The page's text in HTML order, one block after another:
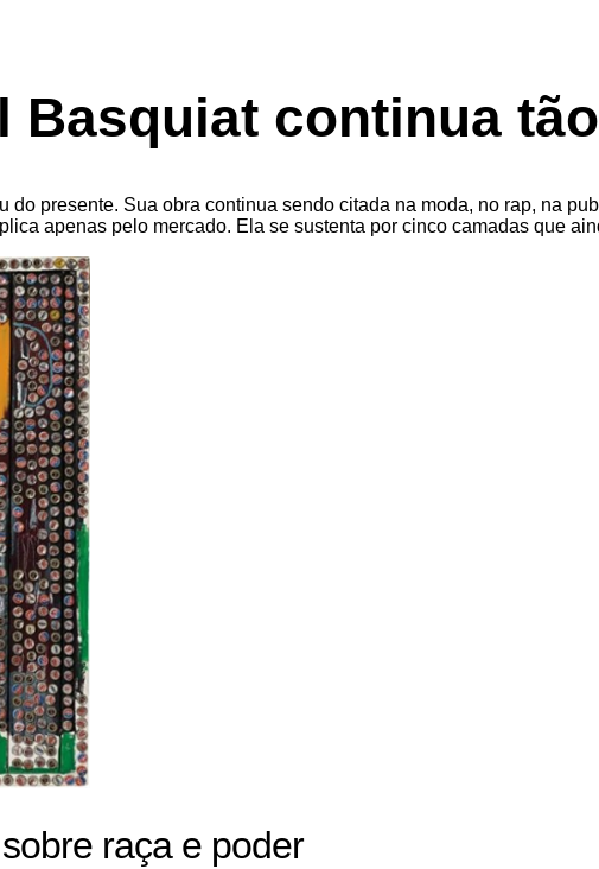
Basquiat continua
do presente. Sua obra continua sendo citada na moda, no rap, na
apenas pelo mercado. Ela se sustenta por cinco camadas que
raça e poder